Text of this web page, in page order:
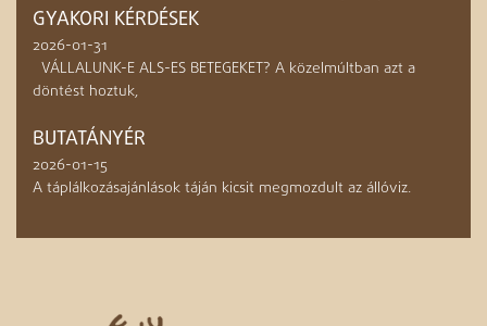
GYAKORI KÉRDÉSEK
2026-01-31
VÁLLALUNK-E ALS-ES BETEGEKET? A közelmúltban azt a
döntést hoztuk,
BUTATÁNYÉR
2026-01-15
A táplálkozásajánlások táján kicsit megmozdult az állóviz.